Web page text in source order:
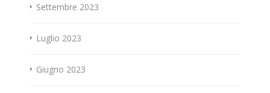
Settembre 2023
Luglio 2023
Giugno 2023